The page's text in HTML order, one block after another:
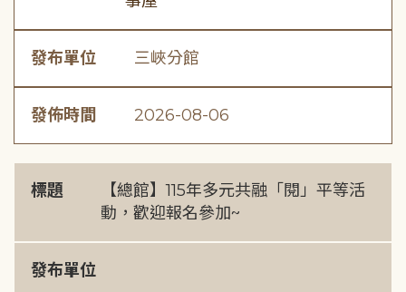
發布單位 三峽分館
發佈時間 2026-08-06
標題
【總館】115年多元共融「閱」平等活
動，歡迎報名參加~
發布單位